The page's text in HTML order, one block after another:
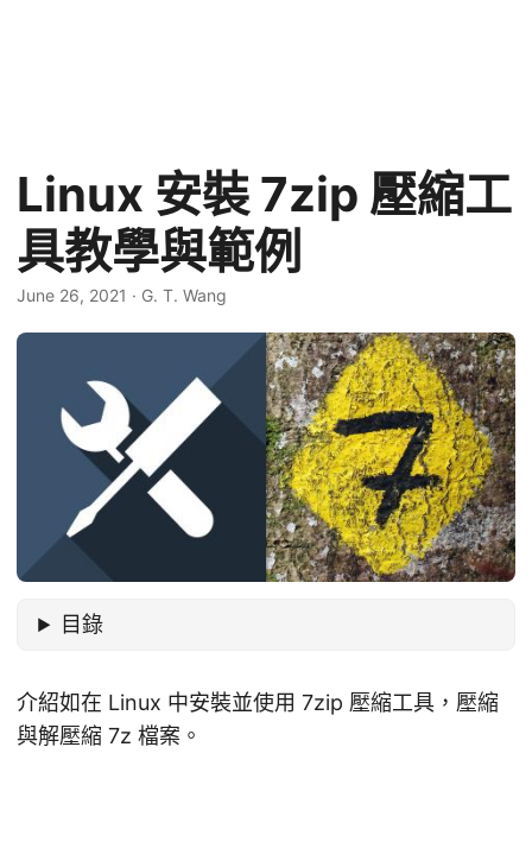
Linux 安裝 7zip 壓縮工
具教學與範例
June 26, 2021 · G. T. Wang
目錄
介紹如在 Linux 中安裝並使用 7zip 壓縮工具，壓縮
與解壓縮 7z 檔案。